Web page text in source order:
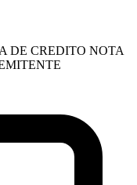
DE CREDITO NOTA